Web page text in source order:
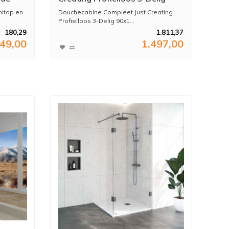
(In 8
en
180,29
90x140 cm Goud
Douchecabine Compleet Just Creating
Profielloos 3-Delig 90x1...
1.811,37
1.497,00